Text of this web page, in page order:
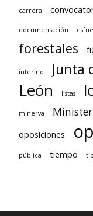
carrera
documentación
forestales
interino Junta
León listas
minerva
oposiciones
pública tiempo